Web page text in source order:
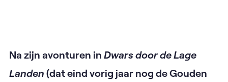
Na zijn avonturen in Dwars door de Lage
Landen (dat eind vorig jaar nog de Gouden